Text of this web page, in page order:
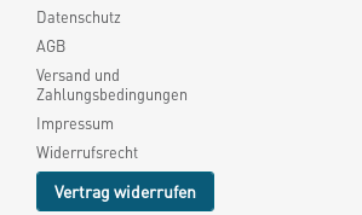
Datenschutz
AGB
Versand und
Zahlungsbedingungen
Impressum
Widerrufsrecht
Vertrag widerrufen